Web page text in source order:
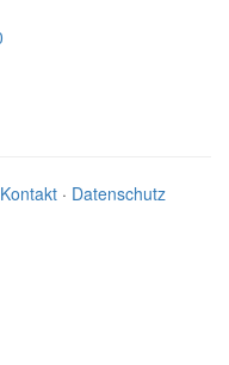
Kontakt · Datenschutz